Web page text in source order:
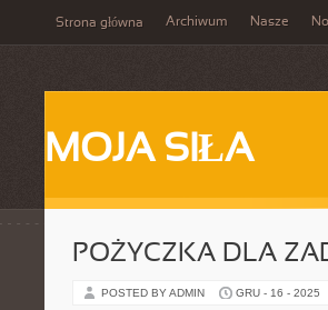
Strona główna Archiwum Nasze
MOJA SIŁA
POŻYCZKA DLA
POSTED BY ADMIN GRU - 16 - 2025